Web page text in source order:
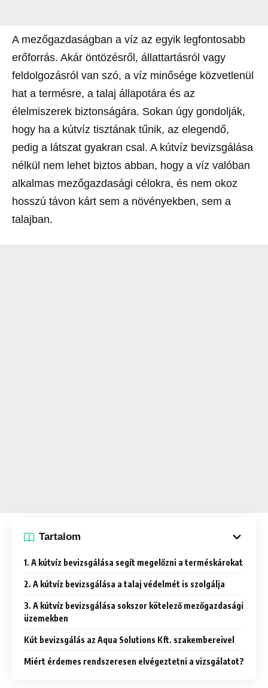
A mezőgazdaságban a víz az egyik legfontosabb
erőforrás. Akár öntözésről, állattartásról vagy
feldolgozásról van szó, a víz minősége közvetlenül
hat a termésre, a talaj állapotára és az
élelmiszerek biztonságára. Sokan úgy gondolják,
hogy ha a kútvíz tisztának tűnik, az elegendő,
pedig a látszat gyakran csal. A kútvíz bevizsgálása
nélkül nem lehet biztos abban, hogy a víz valóban
alkalmas mezőgazdasági célokra, és nem okoz
hosszú távon kárt sem a növényekben, sem a
talajban.
Tartalom
1. A kútvíz bevizsgálása segít megelőzni a terméskárokat
2. A kútvíz bevizsgálása a talaj védelmét is szolgálja
3. A kútvíz bevizsgálása sokszor kötelező mezőgazdasági
üzemekben
Kút bevizsgálás az Aqua Solutions Kft. szakembereivel
Miért érdemes rendszeresen elvégeztetni a vizsgálatot?